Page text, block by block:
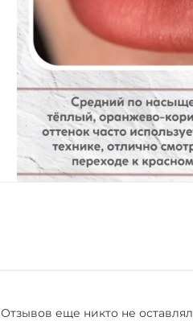
Отзывов еще никто не оставлял